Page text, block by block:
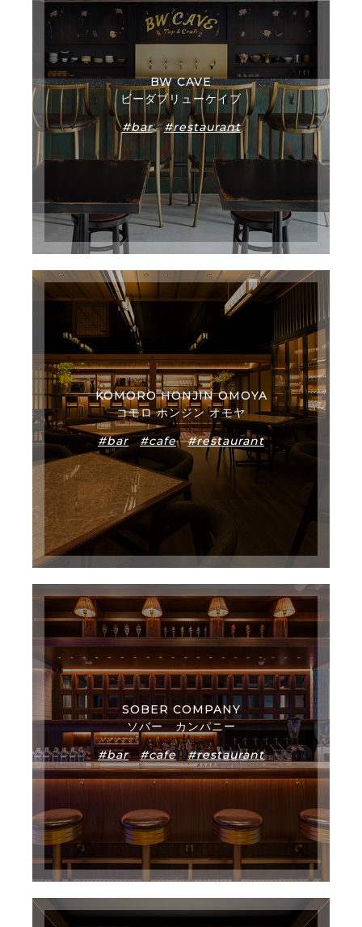
BW CAVE
ビーダブリューケイブ
#bar
#restaurant
KOMORO HONJIN OMOYA
コモロ ホンジン オモヤ
#bar
#cafe #restaurant
SOBER COMPANY
ソバー カンパニー
#bar
#cafe #restaurant